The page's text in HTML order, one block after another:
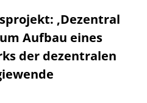
‚Dezentral
Aufbau eines
der dezentralen